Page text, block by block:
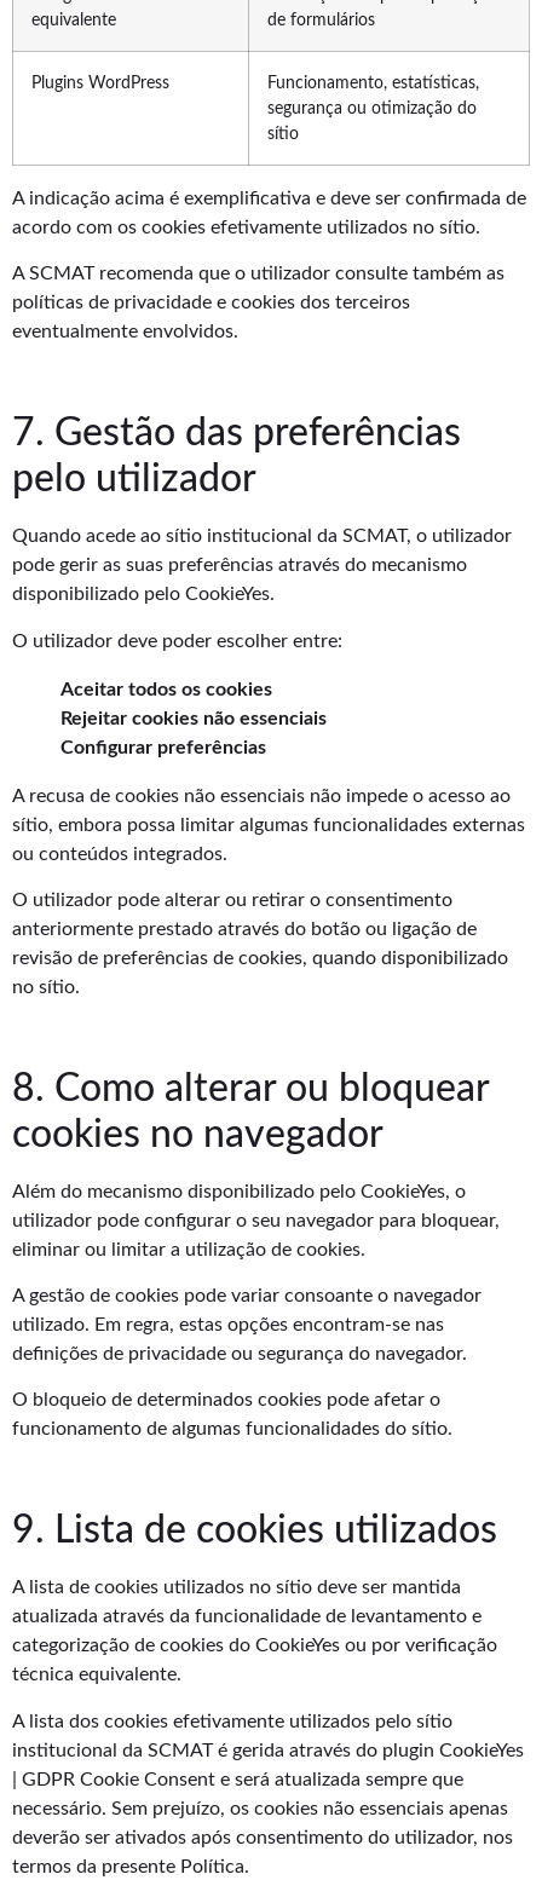
equivalente
de formulários
Plugins WordPress
Funcionamento, estatísticas,
segurança ou otimização do
sítio
A indicação acima é exemplificativa e deve ser confirmada de
acordo com os cookies efetivamente utilizados no sítio.
A SCMAT recomenda que o utilizador consulte também as
políticas de privacidade e cookies dos terceiros
eventualmente envolvidos.
7. Gestão das preferências
pelo utilizador
Quando acede ao sítio institucional da SCMAT, o utilizador
pode gerir as suas preferências através do mecanismo
disponibilizado pelo CookieYes.
O utilizador deve poder escolher entre:
Aceitar todos os cookies
Rejeitar cookies não essenciais
Configurar preferências
A recusa de cookies não essenciais não impede o acesso ao
sítio, embora possa limitar algumas funcionalidades externas
ou conteúdos integrados.
O utilizador pode alterar ou retirar o consentimento
anteriormente prestado através do botão ou ligação de
revisão de preferências de cookies, quando disponibilizado
no sítio.
8. Como alterar ou bloquear
cookies no navegador
Além do mecanismo disponibilizado pelo CookieYes, o
utilizador pode configurar o seu navegador para bloquear,
eliminar ou limitar a utilização de cookies.
A gestão de cookies pode variar consoante o navegador
utilizado. Em regra, estas opções encontram-se nas
definições de privacidade ou segurança do navegador.
O bloqueio de determinados cookies pode afetar o
funcionamento de algumas funcionalidades do sítio.
9. Lista de cookies utilizados
A lista de cookies utilizados no sítio deve ser mantida
atualizada através da funcionalidade de levantamento e
categorização de cookies do CookieYes ou por verificação
técnica equivalente.
A lista dos cookies efetivamente utilizados pelo sítio
institucional da SCMAT é gerida através do plugin CookieYes
| GDPR Cookie Consent e será atualizada sempre que
necessário. Sem prejuízo, os cookies não essenciais apenas
deverão ser ativados após consentimento do utilizador, nos
termos da presente Política.